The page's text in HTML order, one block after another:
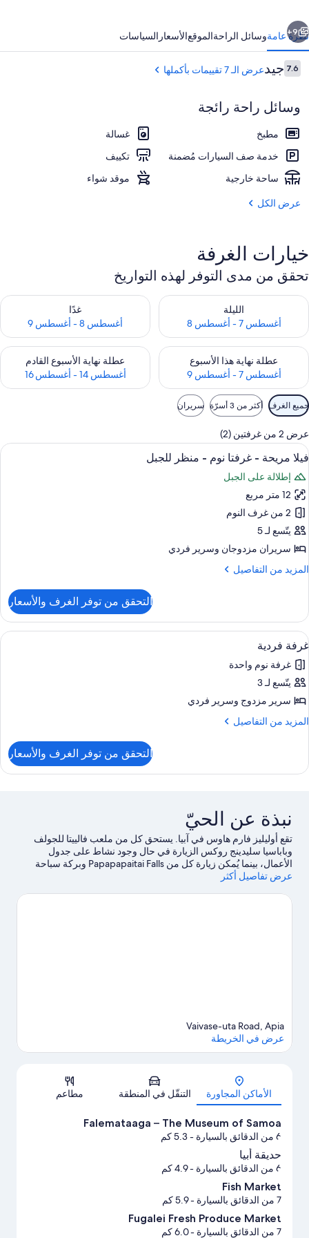
حديقة
9+
نظرة عامةوسائل الراحةالموقعالأسعار السياسات
التقييمات
7.67.6 من 10جيدعرض الـ 7 تقييمات بأكملها
وسائل راحة رائجة
مطبخ
غسالة
خدمة صف السيارات مُضمنة
تكييف
ساحة خارجية
موقد شواء
عرض الكل
خيارات الغرفة
تحقق من مدى التوفر لهذه التواريخ
الليلة
أغسطس 7 - أغسطس 8
تحقق من مدى التوفر لليلة للفترة أغسطس 7 - أغسطس 8
غدًا
أغسطس 8 - أغسطس 9
تحقق من مدى التوفر لغد للفترة أغسطس
عطلة نهاية هذا الأسبوع
أغسطس 7 - أغسطس 9
تحقق من مدى التوفر لعطلة نهاية هذا الأسبوع للفترة أغسطس 7 - أغسطس 9
عطلة نهاية الأسبوع القادم
أغسطس 14 - أغسطس 16
تحقق من مدى التوفر لعطلة نهاية
عوامل
التصفية
المتاحة
للغرف
جميع الغرف أكثر من 3 أسرّة سريران
عرض 2 من غرفتين (2)
استعراض
جميع
صور
فيلا
مريحة
-
غرفتا
نوم
-
أغطية فراش متميزة ومكواة/لوح كي
6
فيلا مريحة - غرفتا نوم - منظر للجبل
إطلالة على الجبل
12 متر مربع
2 من غرف النوم
يتّسع لـ 5
سريران مزدوجان‫‬ وسرير فردي
المزيد من التفاصيل
المزيد
فيلا
مريحة
-
غرفتا
نوم
للجبل
التحقق من توفر الغرف والأسعار
استعراض
جميع
صور
غرفة
فردية
أغطية فراش متميزة ومكواة/لوح كي
1
غرفة فردية
غرفة نوم واحدة
يتّسع لـ 3
سرير مزدوج‫‬ وسرير فردي
المزيد من التفاصيل
المزيد
غرفة
التحقق من توفر الغرف والأسعار
نبذة عن الحيّ
تقع أوليليز فارم هاوس في آبيا. يستحق كل من ملعب فالييتا للجولف
وباباسيا سليدينج روكس الزيارة في حال وجود نشاط على جدول
الأعمال، بينما يُمكن زيارة كل من Papapapaitai Falls وبركة سباحة
داخل كهف بيولا لمن يرغبون في الاستمتاع بالجمال الطبيعي للمنطقة.لا
Deep Marine Reserve أيضًا.
عرض تفاصيل أكثر
الخريطة
Vaivase-uta Road, Apia
عرض في الخريطة
الأماكن المجاورة التنقّل في المنطقة مطاعم
Falemataaga – The Museum of Samoa
6 من الدقائق بالسيارة - 5.3 كم
حديقة أبيا
6 من الدقائق بالسيارة - 4.9 كم
Fish Market
7 من الدقائق بالسيارة - 5.9 كم
Fugalei Fresh Produce Market
7 من الدقائق بالسيارة - 6.0 كم